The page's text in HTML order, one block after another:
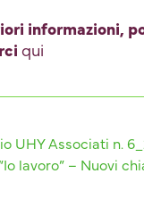
informazioni,
qui
UHY Associati n.
lavoro” – Nuovi